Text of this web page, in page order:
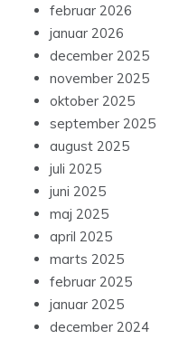
februar 2026
januar 2026
december 2025
november 2025
oktober 2025
september 2025
august 2025
juli 2025
juni 2025
maj 2025
april 2025
marts 2025
februar 2025
januar 2025
december 2024